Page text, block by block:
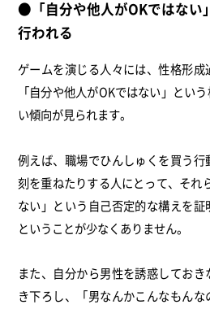
●「自分や他人がOKではない
行われる
ゲームを演じる人々には、性格形
「自分や他人がOKではない」とい
い傾向が見られます。
例えば、職場でひんしゅくを買う
刻を重ねたりする人にとって、それ
ない」という自己否定的な構えを
ということが少なくありません。
また、自分から男性を誘惑してお
き下ろし、「男なんかこんなもん